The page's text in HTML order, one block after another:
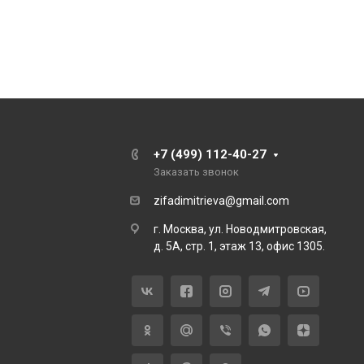
+7 (499) 112-40-27
Заказать звонок
zifadimitrieva@gmail.com
г. Москва, ул. Новодмитровская,
д. 5А, стр. 1, этаж 13, офис 1305.